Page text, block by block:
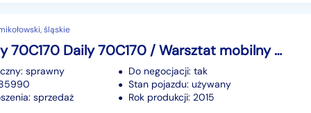
śląskie
Iveco Daily 70C170 Daily 70C170 / Warsztat mobilny / Webasto / Przetwornica 230v / EURO
sprawny
sprzedaż
Do negocjacji: tak
Stan pojazdu: używany
Rok produkcji: 2015